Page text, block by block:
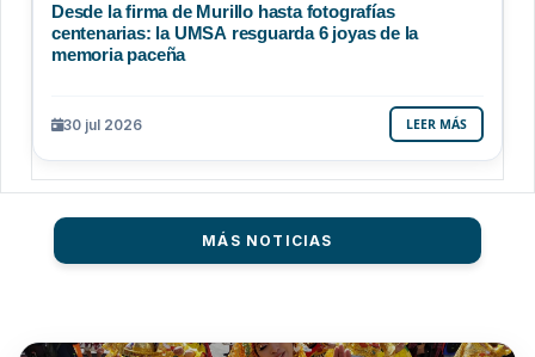
Desde la firma de Murillo hasta fotografías
centenarias: la UMSA resguarda 6 joyas de la
memoria paceña
30 jul 2026 LEER MÁS
MÁS NOTICIAS